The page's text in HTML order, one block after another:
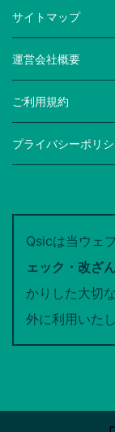
サイトマップ
運営会社概要
ご利用規約
プライバシーポリ
Qsicは当ウェ
ェック・改ざ
かりした大切
外に利用いた